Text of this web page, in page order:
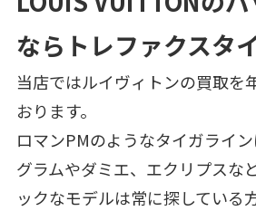
ならトレファクスタ
当店ではルイヴィトンの買取を
おります。
ロマンPMのようなタイガライ
グラムやダミエ、エクリプスな
ックなモデルは常に探している